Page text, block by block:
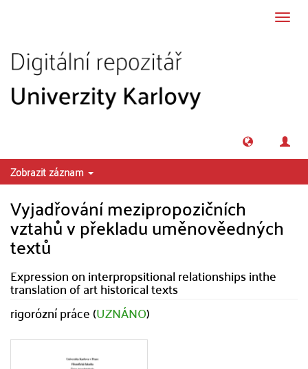
Zobrazit záznam
Vyjadřování mezipropozičních
vztahů v překladu uměnověedných
textů
Expression on interpropsitional relationships inthe
translation of art historical texts
rigorózní práce (UZNÁNO)